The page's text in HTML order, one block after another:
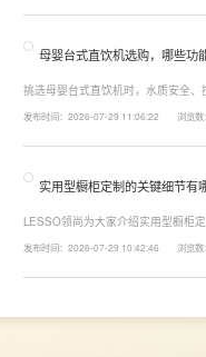
母婴台式直饮机选购，哪些功
挑选母婴台式直饮机时，水质安全
同，机型需搭载多档精准控温功能
发布时间：2026-07-29 11:06:22 浏览
实用型橱柜定制的关键细节有
LESSO领尚为大家介绍实用型橱柜
柜、地柜、高柜等收纳空间，并配置
发布时间：2026-07-29 10:42:46 浏览